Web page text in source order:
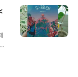
수고로움을 하지 않겠
보기로 했다. ｢아내
적 신체에 대한 사실적